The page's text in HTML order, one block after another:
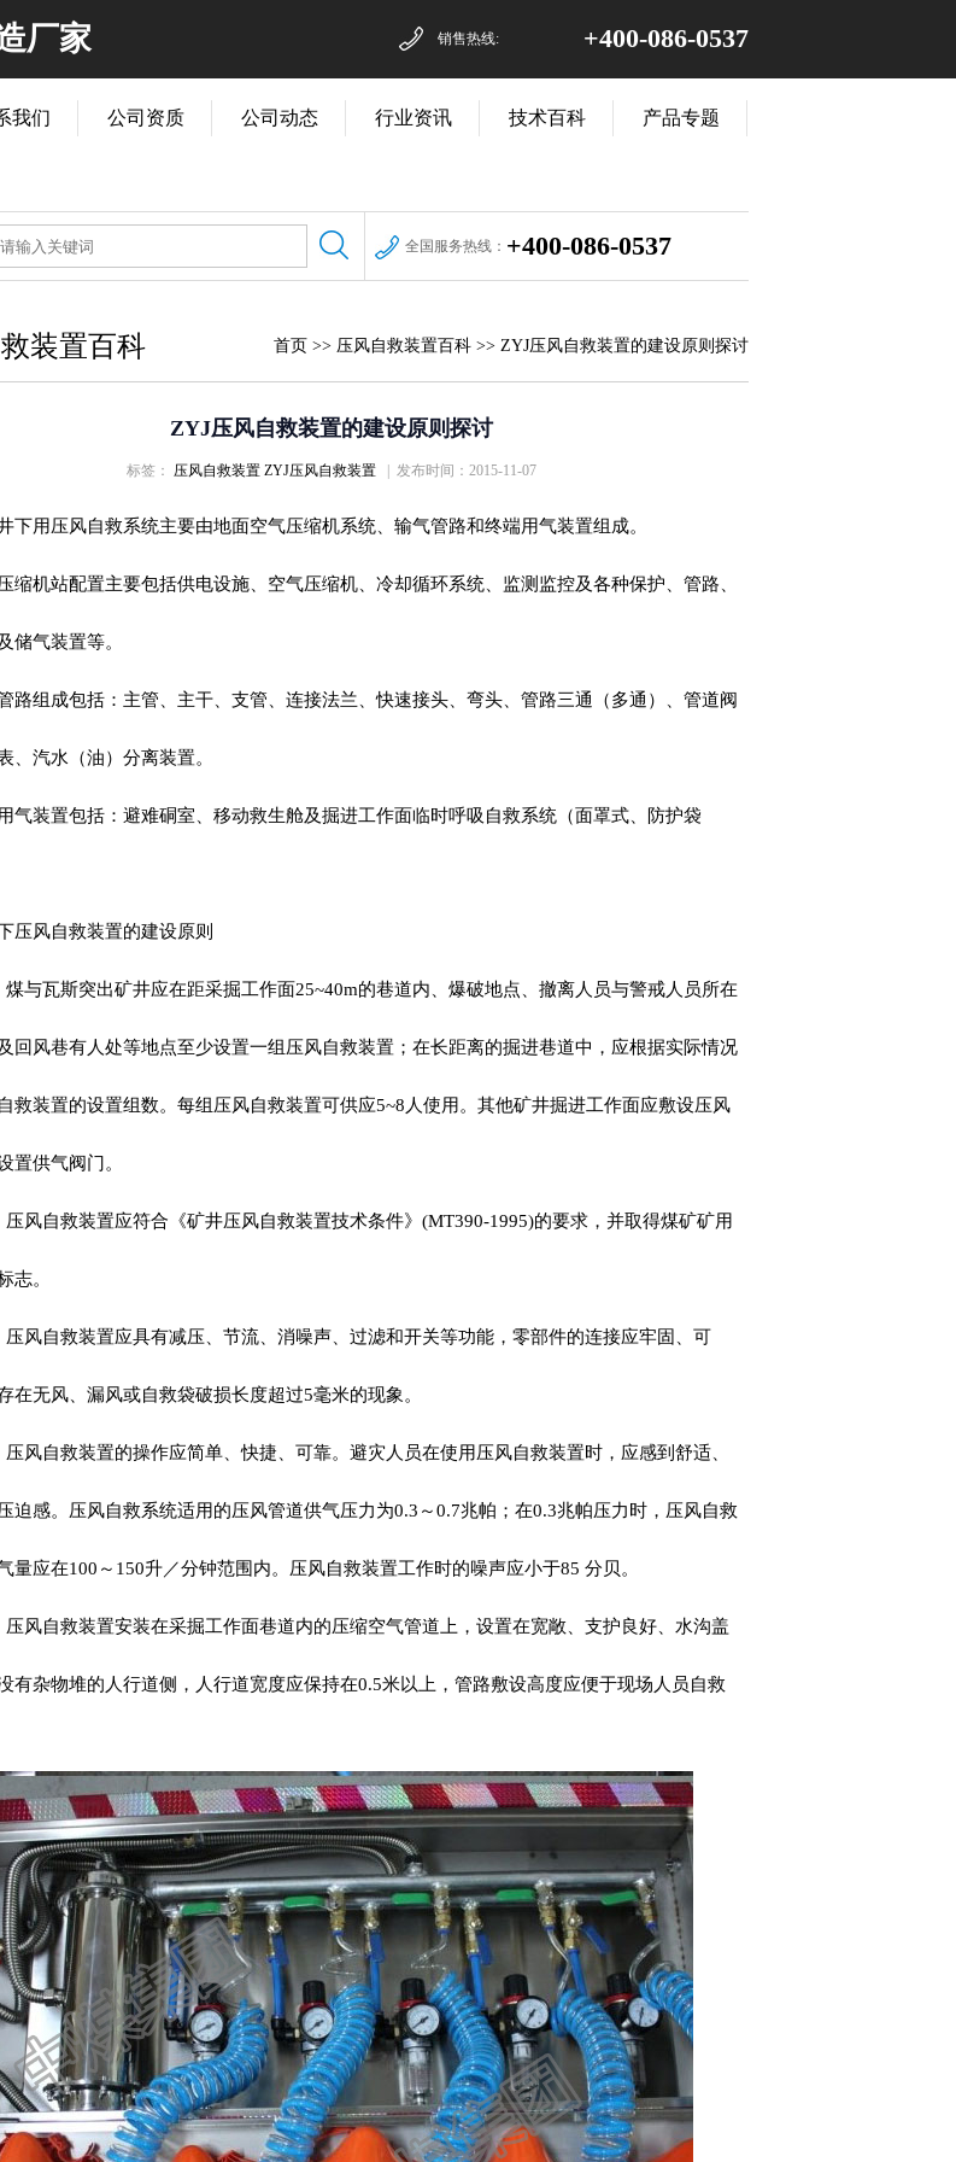
厂家 销售热线: +400-086-0537
我们 公司资质 公司动态 行业资讯 技术百科 产品专题
全国服务热线： +400-086-0537
装置百科 首页 >> 压风自救装置百科 >> ZYJ压风自救装置的建设原则探讨
ZYJ压风自救装置的建设原则探讨
标签： 压风自救装置 ZYJ压风自救装置 | 发布时间：2015-11-07
下用压风自救系统主要由地面空气压缩机系统、输气管路和终端用气装置组成。
缩机站配置主要包括供电设施、空气压缩机、冷却循环系统、监测监控及各种保护、管路、
储气装置等。
路组成包括：主管、主干、支管、连接法兰、快速接头、弯头、管路三通（多通）、管道阀
、汽水（油）分离装置。
气装置包括：避难硐室、移动救生舱及掘进工作面临时呼吸自救系统（面罩式、防护袋
压风自救装置的建设原则
煤与瓦斯突出矿井应在距采掘工作面25~40m的巷道内、爆破地点、撤离人员与警戒人员所在
回风巷有人处等地点至少设置一组压风自救装置；在长距离的掘进巷道中，应根据实际情况
救装置的设置组数。每组压风自救装置可供应5~8人使用。其他矿井掘进工作面应敷设压风
置供气阀门。
压风自救装置应符合《矿井压风自救装置技术条件》(MT390-1995)的要求，并取得煤矿矿用
志。
压风自救装置应具有减压、节流、消噪声、过滤和开关等功能，零部件的连接应牢固、可
在无风、漏风或自救袋破损长度超过5毫米的现象。
压风自救装置的操作应简单、快捷、可靠。避灾人员在使用压风自救装置时，应感到舒适、
迫感。压风自救系统适用的压风管道供气压力为0.3～0.7兆帕；在0.3兆帕压力时，压风自救
量应在100～150升／分钟范围内。压风自救装置工作时的噪声应小于85 分贝。
压风自救装置安装在采掘工作面巷道内的压缩空气管道上，设置在宽敞、支护良好、水沟盖
有杂物堆的人行道侧，人行道宽度应保持在0.5米以上，管路敷设高度应便于现场人员自救